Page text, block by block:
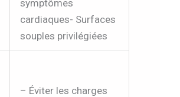
symptômes
cardiaques- Surfaces
souples privilégiées
– Éviter les charges